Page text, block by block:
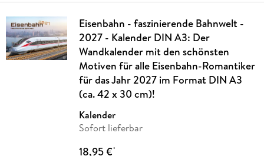
Eisenbahn - faszinierende Bahnwelt -
2027 - Kalender DIN A3: Der
Wandkalender mit den schönsten
Motiven für alle Eisenbahn-Romantiker
für das Jahr 2027 im Format DIN A3
(ca. 42 x 30 cm)!
Kalender
Sofort lieferbar
18,95 €*